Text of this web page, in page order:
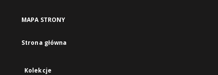
MAPA STRONY
Strona główna
Kolekcje